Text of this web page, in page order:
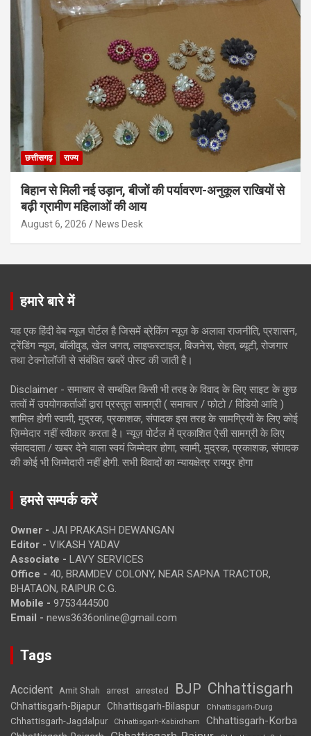
छत्तीसगढ़ राज्य
बिहान से मिली नई उड़ान, बीजों की पर्यावरण-अनुकूल राखियों से
बढ़ी ग्रामीण महिलाओं की आय
August 6, 2026 News Desk
हमारे बारे में
यह एक हिंदी वेब न्यूज़ पोर्टल है जिसमें ब्रेकिंग न्यूज़ के अलावा राजनीति, प्रशासन,
ट्रेंडिंग न्यूज, बॉलीवुड, खेल जगत, लाइफस्टाइल, बिजनेस, सेहत, ब्यूटी, रोजगार
तथा टेक्नोलॉजी से संबंधित खबरें पोस्ट की जाती है।
Disclaimer - समाचार से सम्बंधित किसी भी तरह के विवाद के लिए साइट के कुछ
तत्वों में उपयोगकर्ताओं द्वारा प्रस्तुत सामग्री ( समाचार / फोटो / विडियो आदि )
शामिल होगी स्वामी, मुद्रक, प्रकाशक, संपादक इस तरह के सामग्रियों के लिए कोई
ज़िम्मेदार नहीं स्वीकार करता है। न्यूज़ पोर्टल में प्रकाशित ऐसी सामग्री के लिए
संवाददाता / खबर देने वाला स्वयं जिम्मेदार होगा, स्वामी, मुद्रक, प्रकाशक, संपादक
की कोई भी जिम्मेदारी नहीं होगी. सभी विवादों का न्यायक्षेत्र रायपुर होगा
हमसे सम्पर्क करें
Owner - JAI PRAKASH DEWANGAN
Editor - VIKASH YADAV
Associate - LAVY SERVICES
Office - 40, BRAMDEV COLONY, NEAR SAPNA TRACTOR,
BHATAON, RAIPUR C.G.
Mobile - 9753444500
Email - news3636online@gmail.com
Tags
Accident Amit Shah arrest arrested BJP Chhattisgarh
Chhattisgarh-Bijapur Chhattisgarh-Bilaspur Chhattisgarh-Durg
Chhattisgarh-Jagdalpur Chhattisgarh-Kabirdham Chhattisgarh-Korba